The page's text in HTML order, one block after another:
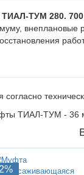
ТУМ 280. 700
внеплановые
ТИАЛ-ТУМ - 36